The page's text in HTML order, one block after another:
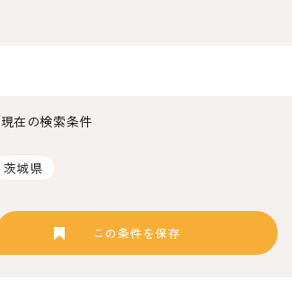
現在の検索条件
茨城県
この条件を保存